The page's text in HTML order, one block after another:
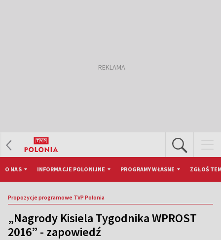
O NAS INFORMACJE POLONIJNE PROGRAMY WŁASNE ZGŁOŚ
Propozycje programowe TVP Polonia
„Nagrody Kisiela Tygodnika WPROST
2016” - zapowiedź